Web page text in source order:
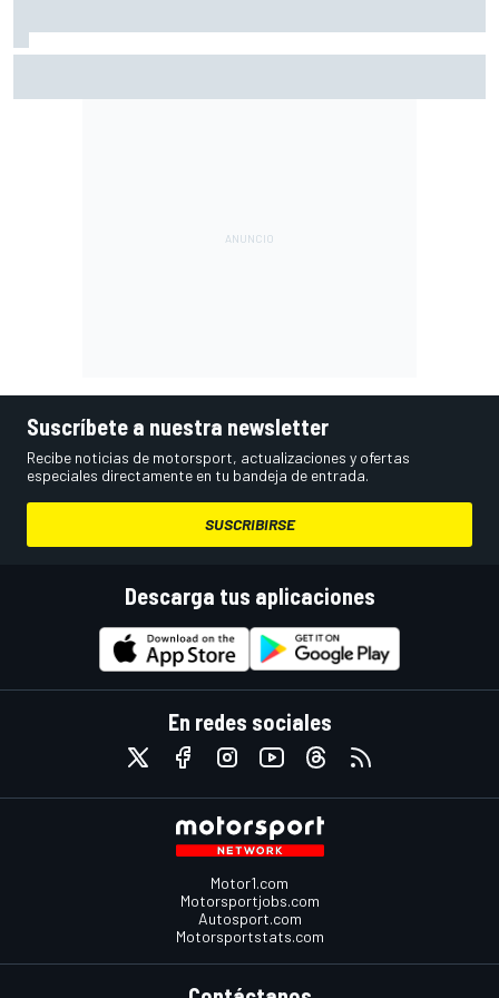
Suscríbete a nuestra newsletter
Recibe noticias de motorsport, actualizaciones y ofertas
especiales directamente en tu bandeja de entrada.
SUSCRIBIRSE
Descarga tus aplicaciones
En redes sociales
Motor1.com
Motorsportjobs.com
Autosport.com
Motorsportstats.com